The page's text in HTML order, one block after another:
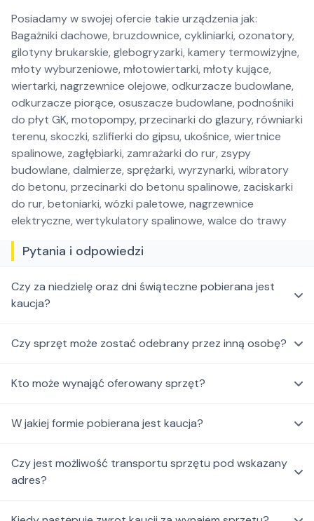
Posiadamy w swojej ofercie takie urządzenia jak:
Bagażniki dachowe, bruzdownice, cykliniarki, ozonatory,
gilotyny brukarskie, glebogryzarki, kamery termowizyjne,
młoty wyburzeniowe, młotowiertarki, młoty kujące,
wiertarki, nagrzewnice olejowe, odkurzacze budowlane,
odkurzacze piorące, osuszacze budowlane, podnośniki
do płyt GK, motopompy, przecinarki do glazury, równiarki
terenu, skoczki, szlifierki do gipsu, ukośnice, wiertnice
spalinowe, zagłębiarki, zamrażarki do rur, zsypy
budowlane, dalmierze, sprężarki, wyrzynarki, wibratory
do betonu, przecinarki do betonu spalinowe, zaciskarki
do rur, betoniarki, wózki paletowe, nagrzewnice
elektryczne, wertykulatory spalinowe, walce do trawy
Pytania i odpowiedzi
Czy za niedzielę oraz dni świąteczne pobierana jest
kaucja?
Czy sprzęt może zostać odebrany przez inną osobę?
Kto może wynająć oferowany sprzęt?
W jakiej formie pobierana jest kaucja?
Czy jest możliwość transportu sprzętu pod wskazany
adres?